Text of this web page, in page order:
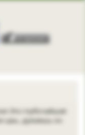
Это глубочайшая
цзы., думаешь он